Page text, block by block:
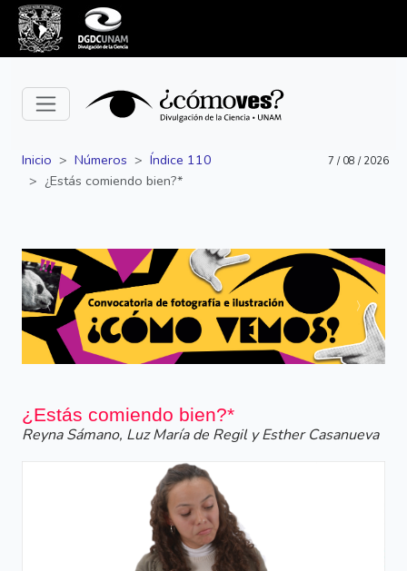
Inicio Números
Índice 110
¿Estás comiendo bien?*
7 / 08 / 2026
Siguiente Anterior
¿Estás comiendo bien?*
Reyna Sámano, Luz María de Regil y Esther Casanueva